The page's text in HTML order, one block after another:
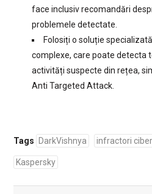
face inclusiv recomandări
problemele detectate.
Folosiți o soluție
complexe, care poate detecta
activități suspecte din rețea,
Anti Targeted Attack.
Tags DarkVishnya infractori
Kaspersky